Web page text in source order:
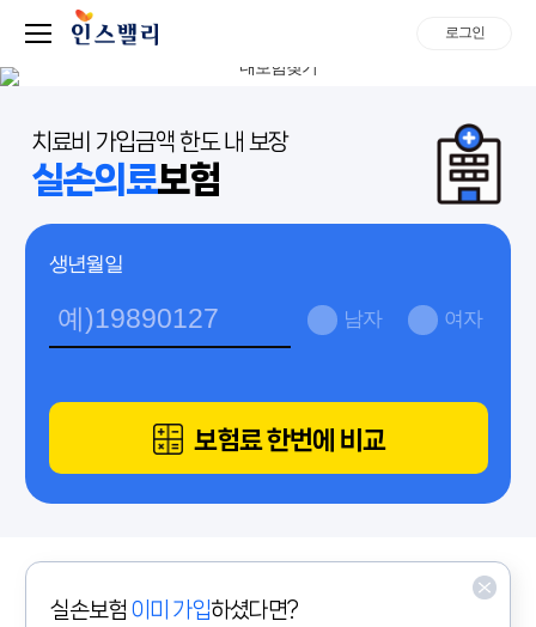
로그인
치료비 가입금액 한도 내 보장
실손의료보험
생년월일
남자 여자
보험료 한번에 비교
실손보험 이미 가입하셨다면?